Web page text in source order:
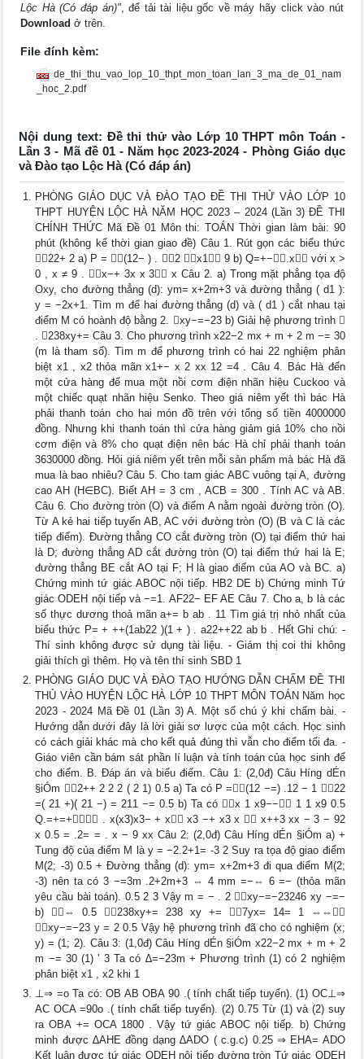
Lộc Hà (Có đáp án)", để tải tài liệu gốc về máy hãy click vào nút
Download ở trên.
File đính kèm:
de_thi_thu_vao_lop_10_thpt_mon_toan_lan_3_ma_de_01_nam
_hoc_2.pdf
Nội dung text: Đề thi thử vào Lớp 10 THPT môn Toán -
Lần 3 - Mã đề 01 - Năm học 2023-2024 - Phòng Giáo dục
và Đào tạo Lộc Hà (Có đáp án)
PHÒNG GIÁO DỤC VÀ ĐÀO TẠO ĐỀ THI THỬ VÀO LỚP 10
THPT HUYỆN LỘC HÀ NĂM HỌC 2023 – 2024 (Lần 3) ĐỀ THI
CHÍNH THỨC Mã Đề 01 Môn thi: TOÁN Thời gian làm bài: 90
phút (không kể thời gian giao đề) Câu 1. Rút gọn các biểu thức
22+ 2 a) P = (12− ) . 2 x1 9 b) Q=+−.x với x >
0 , x ≠ 9 . x−+ 3x x 3 x Câu 2. a) Trong mặt phẳng tọa độ
Oxy, cho đường thẳng (d): ym= x+2m+3 và đường thẳng ( d1 ):
y = −2x+1. Tìm m để hai đường thẳng (d) và ( d1 ) cắt nhau tại
điểm M có hoành độ bằng 2. xy−=−23 b) Giải hệ phương trình 
. 238xy+= Câu 3. Cho phương trình x22−2 mx + m + 2 m −= 30
(m là tham số). Tìm m để phương trình có hai 22 nghiệm phân
biệt x1 , x2 thỏa mãn x1+− x 2 xx 12 =4 . Câu 4. Bác Hà đến
một cửa hàng để mua một nồi cơm điện nhãn hiệu Cuckoo và
một chiếc quạt nhãn hiệu Senko. Theo giá niêm yết thì bác Hà
phải thanh toán cho hai món đồ trên với tổng số tiền 4000000
đồng. Nhưng khi thanh toán thì cửa hàng giảm giá 10% cho nồi
cơm điện và 8% cho quạt điện nên bác Hà chỉ phải thanh toán
3630000 đồng. Hỏi giá niêm yết trên mỗi sản phẩm mà bác Hà đã
mua là bao nhiêu? Câu 5. Cho tam giác ABC vuông tại A, đường
cao AH (H∈BC). Biết AH = 3 cm , ACB = 300 . Tính AC và AB.
Câu 6. Cho đường tròn (O) và điểm A nằm ngoài đường tròn (O).
Từ A kẻ hai tiếp tuyến AB, AC với đường tròn (O) (B và C là các
tiếp điểm). Đường thẳng CO cắt đường tròn (O) tại điểm thứ hai
là D; đường thẳng AD cắt đường tròn (O) tại điểm thứ hai là E;
đường thẳng BE cắt AO tại F; H là giao điểm của AO và BC. a)
Chứng minh tứ giác ABOC nội tiếp. HB2 DE b) Chứng minh Tứ
giác ODEH nội tiếp và −=1. AF22− EF AE Câu 7. Cho a, b là các
số thực dương thoả mãn a+= b ab . 11 Tìm giá trị nhỏ nhất của
biểu thức P= + ++(1ab22 )(1 + ) . a22++22 ab b . Hết Ghi chú: -
Thí sinh không được sử dụng tài liệu. - Giám thị coi thi không
giải thích gì thêm. Họ và tên thí sinh SBD 1
PHÒNG GIÁO DỤC VÀ ĐÀO TẠO HƯỚNG DẪN CHẤM ĐỀ THI
THỦ VÀO HUYỆN LỘC HÀ LỚP 10 THPT MÔN TOÁN Năm học
2023 - 2024 Mã Đề 01 (Lần 3) A. Một số chú ý khi chấm bài. -
Hướng dẫn dưới đây là lời giải sơ lược của một cách. Học sinh
có cách giải khác mà cho kết quả đúng thì vẫn cho điểm tối đa. -
Giáo viên cần bám sát phần lí luận và tính toán của học sinh để
cho điểm. B. Đáp án và biểu điểm. Câu 1: (2,0đ) Câu H­íng dÉn
§iÓm 2++ 2 2 2 ( 2 1) 0.5 a) Ta có P =(12 −=) .12 − 1 22
=( 21 +)( 21 −) = 211 −= 0.5 b) Ta có x 1 x9−− 1 1 x9 0.5
Q.=+=+ . x(x3)x3− + x x3 −+ x3 x  x++3 xx − 3 − 92
x 0.5 = .2= = . x − 9 xx Câu 2: (2,0đ) Câu H­íng dÉn §iÓm a) +
Tung độ của điểm M là y = −2.2+1= -3 2 Suy ra tọa độ giao điểm
M(2; -3) 0.5 + Đường thẳng (d): ym= x+2m+3 đi qua điểm M(2;
-3) nên ta có 3 −=3m .2+2m+3 ⇔ 4 mm =−⇔ 6 =− (thỏa mãn
yêu cầu bài toán). 0.5 2 3 Vậy m = − . 2 xy−=−23246 xy −=−
b) ⇔ 0.5 238xy+= 238 xy += 7yx= 14= 1 ⇔⇔
xy−=−23 y = 2 0.5 Vậy hệ phương trình đã cho có nghiệm (x;
y) = (1; 2). Câu 3: (1,0đ) Câu H­íng dÉn §iÓm x22−2 mx + m + 2
m −= 30 (1) ' 3 Ta có ∆=−23m + Phương trình (1) có 2 nghiệm
phân biệt x1 , x2 khi 1
⊥⇒ =o Ta có: OB AB OBA 90 .( tính chất tiếp tuyến). (1) OC⊥⇒
AC OCA =90o .( tính chất tiếp tuyến). (2) 0.75 Từ (1) và (2) suy
ra OBA += OCA 1800 . Vậy tứ giác ABOC nội tiếp. b) Chứng
minh được ∆AHE đồng dạng ∆ADO ( c.g.c) 0.25 ⇒ EHA= ADO
Kết luận được tứ giác ODEH nội tiếp đường tròn Tứ giác ODEH